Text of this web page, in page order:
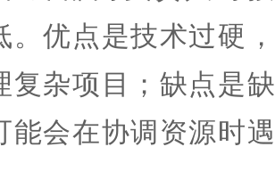
优点是技术过硬，
复杂项目；缺点是缺
能会在协调资源时遇